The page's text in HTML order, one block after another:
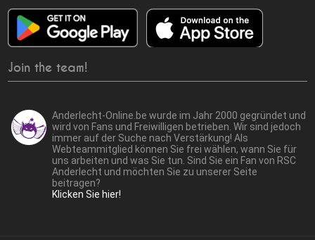
Join the team!
Anderlecht-Online.be wurde im Jahr 2000 gegründet und
wird von Fans und Freiwilligen betrieben. Wir sind jedoch
immer auf der Suche nach Verstärkung! Als
Webteammitglied können Sie frei wählen, wann Sie für
uns arbeiten und was Sie tun. Sind Sie ein Fan von RSC
Anderlecht und möchten Sie zu unserer Seite
beitragen?
Klicken Sie hier!